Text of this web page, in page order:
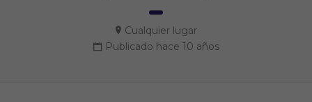
Cualquier lugar
Publicado hace 10 años